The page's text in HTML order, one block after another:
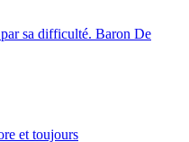
sa difficulté. Baron De
et toujours